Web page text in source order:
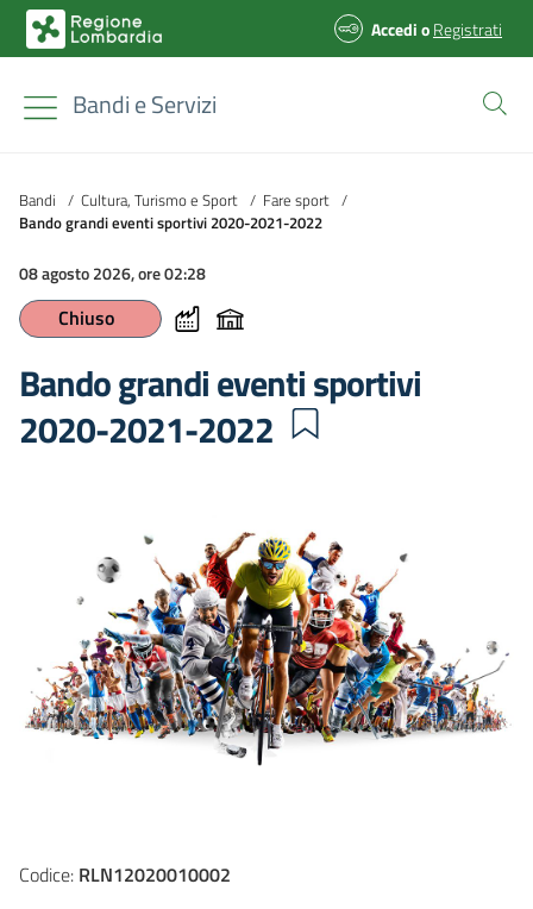
AccedioRegistrati
Bandi e Servizi
Bandi / Cultura, Turismo e Sport / Fare sport /
Bando grandi eventi sportivi 2020-2021-2022
08 agosto 2026, ore 02:28
Chiuso
Bando grandi eventi sportivi
2020-2021-2022
Codice: RLN12020010002